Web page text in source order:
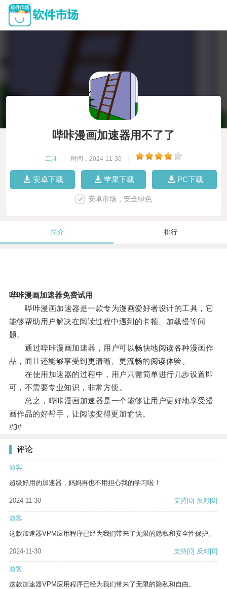
哔咔漫画加速器用不了了
工具 时间：2024-11-30
安卓下载 苹果下载 PC下载
安卓市场，安全绿色
简介 排行
哔咔漫画加速器免费试用
哔咔漫画加速器是一款专为漫画爱好者设计的工具，它
能够帮助用户解决在阅读过程中遇到的卡顿、加载慢等问
题。
通过哔咔漫画加速器，用户可以畅快地阅读各种漫画作
品，而且还能够享受到更清晰、更流畅的阅读体验。
在使用加速器的过程中，用户只需简单进行几步设置即
可，不需要专业知识，非常方便。
总之，哔咔漫画加速器是一个能够让用户更好地享受漫
画作品的好帮手，让阅读变得更加愉快。
#3#
评论
游客
超级好用的加速器，妈妈再也不用担心我的学习啦！
2024-11-30 支持[0] 反对[0]
游客
这款加速器VPM应用程序已经为我们带来了无限的隐私和安全性保护。
2024-11-30 支持[0] 反对[0]
游客
这款加速器VPM应用程序已经为我们带来了无限的隐私和自由。